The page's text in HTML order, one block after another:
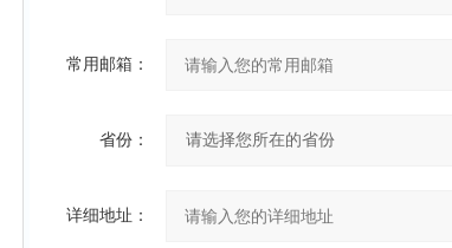
常用邮箱：
省份：
详细地址：